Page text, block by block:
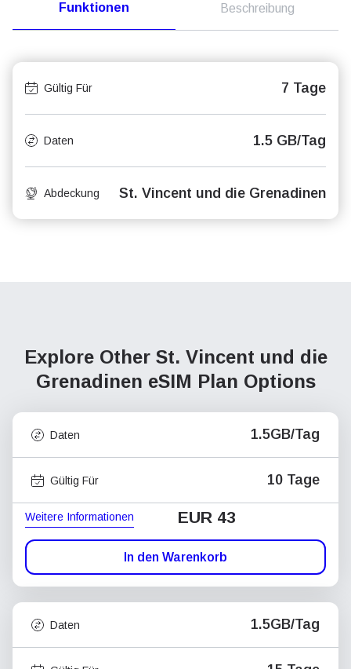
Funktionen Beschreibung
Gültig Für 7 Tage
Daten 1.5 GB/Tag
Abdeckung St. Vincent und die Grenadinen
Explore Other St. Vincent und die
Grenadinen eSIM Plan Options
Daten 1.5GB/Tag
Gültig Für 10 Tage
Weitere Informationen EUR 43
In den Warenkorb
Daten 1.5GB/Tag